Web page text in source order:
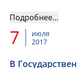
Подробнее…
7
июля
2017
В